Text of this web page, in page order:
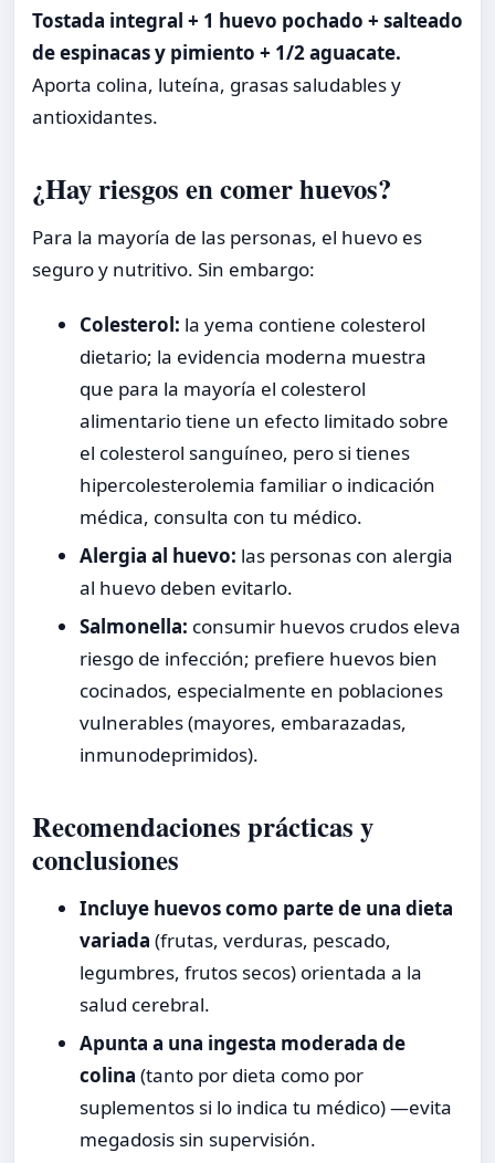
Tostada integral + 1 huevo pochado + salteado
de espinacas y pimiento + 1/2 aguacate.
Aporta colina, luteína, grasas saludables y
antioxidantes.
¿Hay riesgos en comer huevos?
Para la mayoría de las personas, el huevo es
seguro y nutritivo. Sin embargo:
Colesterol: la yema contiene colesterol
dietario; la evidencia moderna muestra
que para la mayoría el colesterol
alimentario tiene un efecto limitado sobre
el colesterol sanguíneo, pero si tienes
hipercolesterolemia familiar o indicación
médica, consulta con tu médico.
Alergia al huevo: las personas con alergia
al huevo deben evitarlo.
Salmonella: consumir huevos crudos eleva
riesgo de infección; prefiere huevos bien
cocinados, especialmente en poblaciones
vulnerables (mayores, embarazadas,
inmunodeprimidos).
Recomendaciones prácticas y
conclusiones
Incluye huevos como parte de una dieta
variada (frutas, verduras, pescado,
legumbres, frutos secos) orientada a la
salud cerebral.
Apunta a una ingesta moderada de
colina (tanto por dieta como por
suplementos si lo indica tu médico) —evita
megadosis sin supervisión.